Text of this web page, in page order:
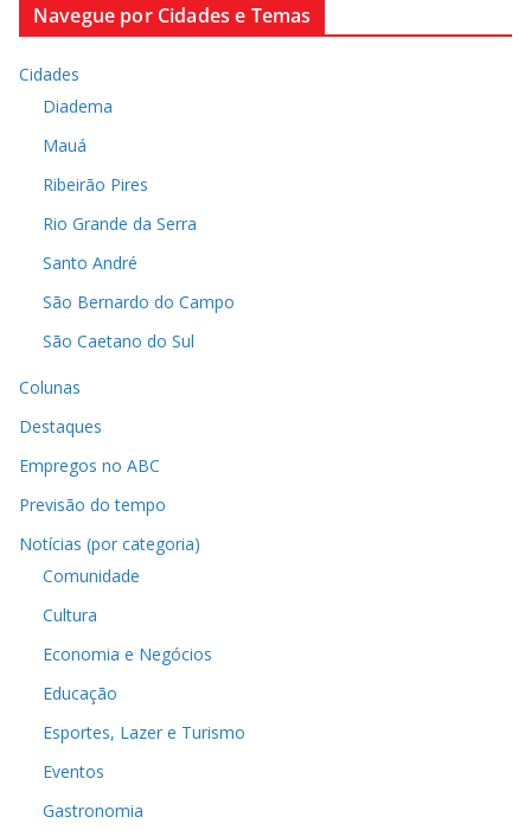
Navegue por Cidades e Temas
Cidades
Diadema
Mauá
Ribeirão Pires
Rio Grande da Serra
Santo André
São Bernardo do Campo
São Caetano do Sul
Colunas
Destaques
Empregos no ABC
Previsão do tempo
Notícias (por categoria)
Comunidade
Cultura
Economia e Negócios
Educação
Esportes, Lazer e Turismo
Eventos
Gastronomia